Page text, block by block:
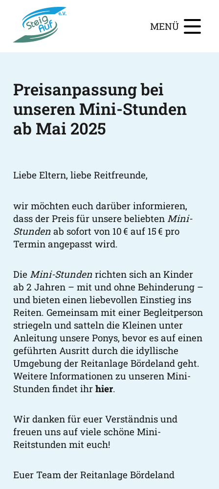
MENÜ
Preisanpassung bei
unseren Mini-Stunden
ab Mai 2025
Liebe Eltern, liebe Reitfreunde,
wir möchten euch darüber informieren,
dass der Preis für unsere beliebten Mini-
Stunden ab sofort von 10 € auf 15 € pro
Termin angepasst wird.
Die Mini-Stunden richten sich an Kinder
ab 2 Jahren – mit und ohne Behinderung –
und bieten einen liebevollen Einstieg ins
Reiten. Gemeinsam mit einer Begleitperson
striegeln und satteln die Kleinen unter
Anleitung unsere Ponys, bevor es auf einen
geführten Ausritt durch die idyllische
Umgebung der Reitanlage Bördeland geht.
Weitere Informationen zu unseren Mini-
Stunden findet ihrhier.
Wir danken für euer Verständnis und
freuen uns auf viele schöne Mini-
Reitstunden mit euch!
Euer Team der Reitanlage Bördeland